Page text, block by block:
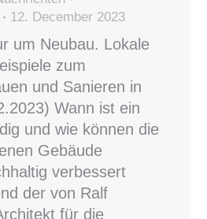
12. December 2023
um Neubau. Lokale
zum
und Sanieren in
Wann ist ein
und wie können die
Gebäude
verbessert
der von Ralf
für die